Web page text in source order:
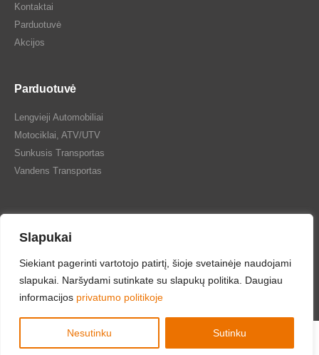
Slapukai
Siekiant pagerinti vartotojo patirtį, šioje svetainėje naudojami
slapukai. Naršydami sutinkate su slapukų politika. Daugiau
informacijos privatumo politikoje
Nesutinku Sutinku
Kontaktai
Parduotuvė
Akcijos
Parduotuvė
Lengvieji Automobiliai
Motociklai, ATV/UTV
Sunkusis Transportas
Vandens Transportas
Tepalų Bazė © 2024 Visos teisės saugomos